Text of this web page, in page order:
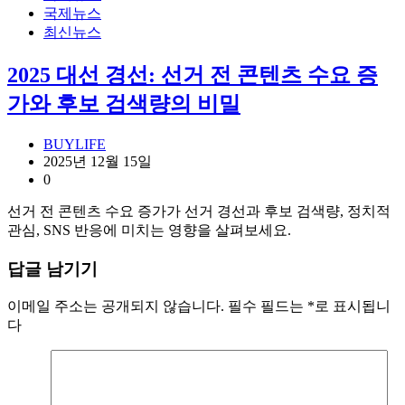
국제뉴스
최신뉴스
2025 대선 경선: 선거 전 콘텐츠 수요 증
가와 후보 검색량의 비밀
BUYLIFE
2025년 12월 15일
0
선거 전 콘텐츠 수요 증가가 선거 경선과 후보 검색량, 정치적
관심, SNS 반응에 미치는 영향을 살펴보세요.
답글 남기기
이메일 주소는 공개되지 않습니다. 필수 필드는 *로 표시됩니
다